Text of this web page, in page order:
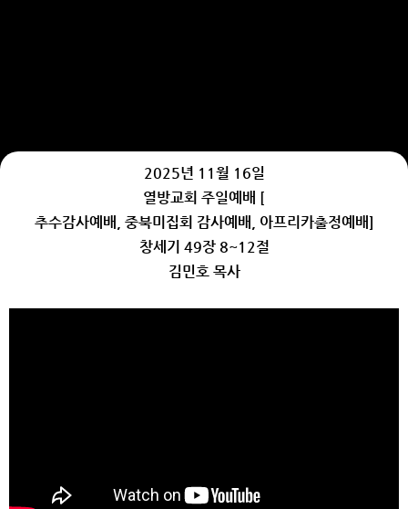
2025년 11월 16일
열방교회 주일예배 [
추수감사예배, 중북미집회 감사예배, 아프리카출정예배]
창세기 49장 8~12절
김민호 목사